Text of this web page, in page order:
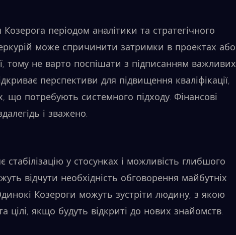
періодом аналітики та стратегічного
може спричинити затримки в проектах або
тому не варто поспішати з підписанням важливих
перспективи для підвищення кваліфікації,
що потребують системного підходу. Фінансові
і зважено.
стабілізацію у стосунках і можливість глибшого
відчути необхідність обговорення майбутніх
Козероги можуть зустріти людину, з якою
цілі, якщо будуть відкриті до нових знайомств.